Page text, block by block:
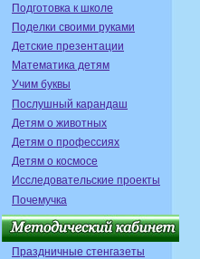
Подготовка к школе
Поделки своими руками
Детские презентации
Математика детям
Учим буквы
Послушный карандаш
Детям о животных
Детям о профессиях
Детям о космосе
Исследовательские проекты
Почемучка
Праздничные стенгазеты